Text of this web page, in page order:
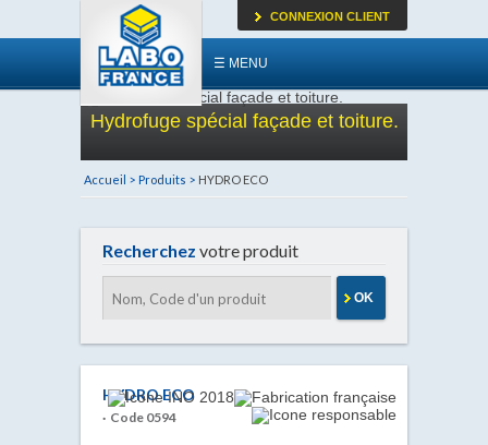
☰ MENU
CONNEXION CLIENT
Hydrofuge spécial façade et toiture.
Accueil > Produits > HYDRO ECO
Recherchez votre produit
OK
HYDRO ECO
· Code 0594